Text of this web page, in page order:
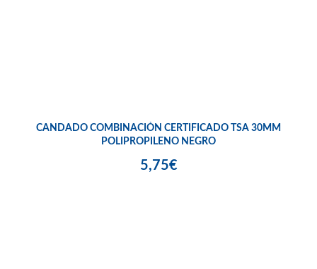
CANDADO COMBINACIÓN CERTIFICADO TSA 30MM
POLIPROPILENO NEGRO
5,75€